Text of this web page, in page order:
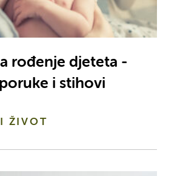
rođenje djeteta -
i stihovi
ŽIVOT